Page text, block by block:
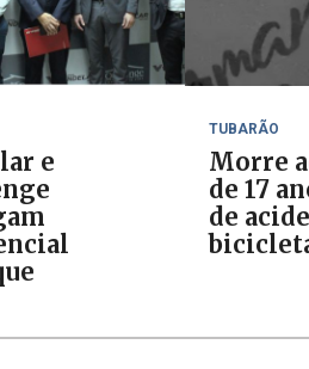
e
TUBARÃO
Morre
de 17
de